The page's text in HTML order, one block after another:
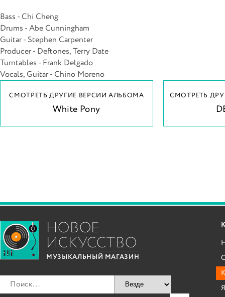
Bass - Chi Cheng
Drums - Abe Cunningham
Guitar - Stephen Carpenter
Producer - Deftones, Terry Date
Turntables - Frank Delgado
Vocals, Guitar - Chino Moreno
СМОТРЕТЬ ДРУГИЕ ВЕРСИИ АЛЬБОМА
White Pony
СМОТРЕТЬ
НОВОЕ
ИСКУССТВО
МУЗЫКАЛЬНЫЙ МАГАЗИН